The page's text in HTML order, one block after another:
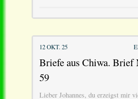
12 OKT. 25
Briefe aus Chiwa. Brief
59
Lieber Johannes, du erzeigst mir